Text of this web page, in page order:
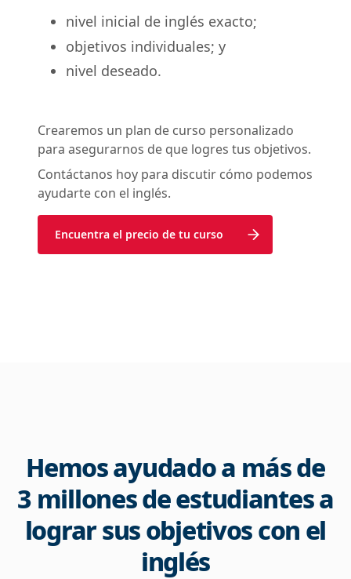
nivel inicial de inglés exacto;
objetivos individuales; y
nivel deseado.
Crearemos un plan de curso personalizado
para asegurarnos de que logres tus objetivos.
Contáctanos hoy para discutir cómo podemos
ayudarte con el inglés.
Encuentra el precio de tu curso
Hemos ayudado a más de
3 millones de estudiantes a
lograr sus objetivos con el
inglés